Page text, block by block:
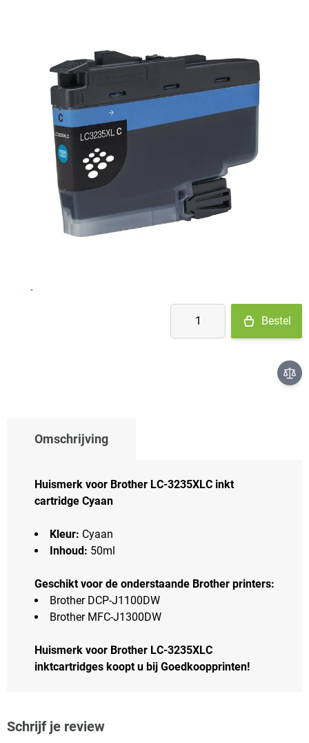
Op voorraad
- Ma-Do: voor 15:30 besteld = vandaag verzonden
- Vr: voor 14:00 besteld = vandaag verzonden
- Za-Zo: maandag verzonden
Aantal
Bestel
Omschrijving
Huismerk voor Brother LC-3235XLC inkt
cartridge Cyaan
Kleur: Cyaan
Inhoud: 50ml
Geschikt voor de onderstaande Brother printers:
Brother DCP-J1100DW
Brother MFC-J1300DW
Huismerk voor Brother LC-3235XLC
inktcartridges koopt u bij Goedkoopprinten!
Schrijf je review